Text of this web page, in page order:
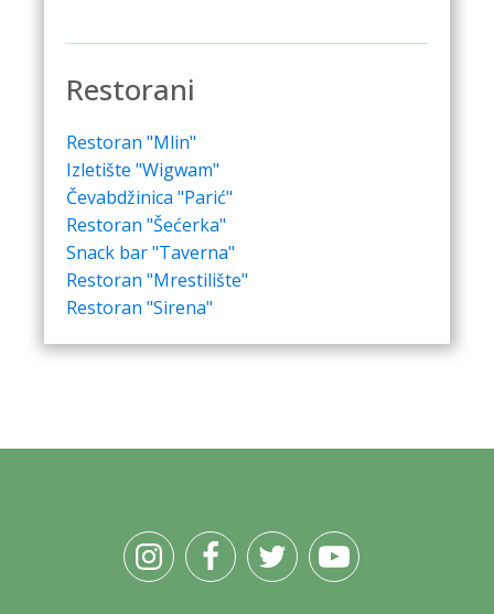
Restorani
Restoran "Mlin"
Izletište "Wigwam"
Čevabdžinica "Parić"
Restoran "Šećerka"
Snack bar "Taverna"
Restoran "Mrestilište"
Restoran "Sirena"